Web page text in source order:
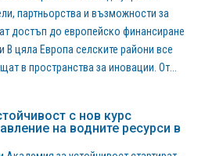
партньорства и възможности за
достъп до европейско финансиране
В цяла Европа селските райони все
в пространства за иновации. От...
с нов курс
на водните ресурси в